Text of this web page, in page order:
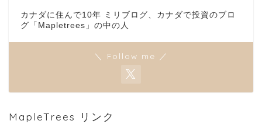
カナダに住んで10年 ミリブログ、カナダで投資のブロ
グ「Mapletrees」の中の人
＼ Follow me ／
MapleTrees リンク